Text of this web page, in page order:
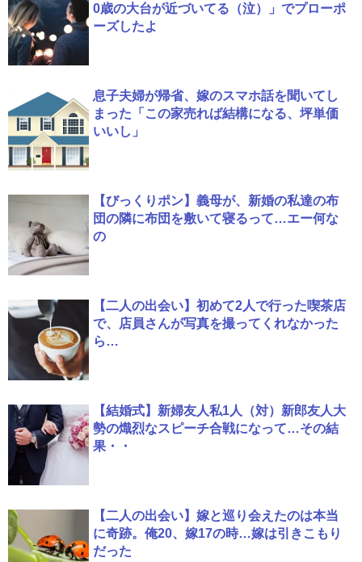
0歳の大台が近づいてる（泣）」でプローポ
ーズしたよ
息子夫婦が帰省、嫁のスマホ話を聞いてし
まった「この家売れば結構になる、坪単価
いいし」
【びっくりポン】義母が、新婚の私達の布
団の隣に布団を敷いて寝るって…エー何な
の
【二人の出会い】初めて2人で行った喫茶店
で、店員さんが写真を撮ってくれなかった
ら…
【結婚式】新婦友人私1人（対）新郎友人大
勢の熾烈なスピーチ合戦になって…その結
果・・
【二人の出会い】嫁と巡り会えたのは本当
に奇跡。俺20、嫁17の時…嫁は引きこもり
だった